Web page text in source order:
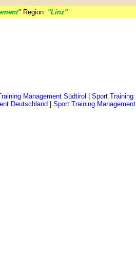
Region: "Linz"
Management Südtirol
Sport Training
Deutschland
Sport Training Management